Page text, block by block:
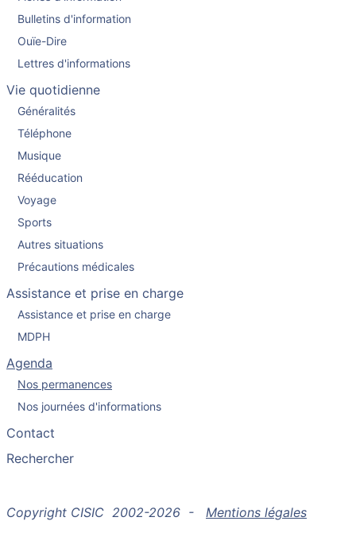
Bulletins d'information
Ouïe-Dire
Lettres d'informations
Vie quotidienne
Généralités
Téléphone
Musique
Rééducation
Voyage
Sports
Autres situations
Précautions médicales
Assistance et prise en charge
Assistance et prise en charge
MDPH
Agenda
Nos permanences
Nos journées d'informations
Contact
Rechercher
Copyright CISIC 2002-2026 - Mentions légales